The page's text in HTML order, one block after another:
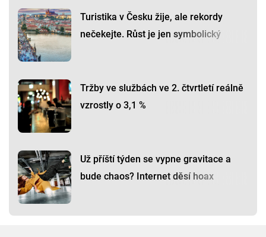
Turistika v Česku žije, ale rekordy
nečekejte. Růst je jen symbolický
Tržby ve službách ve 2. čtvrtletí reálně
vzrostly o 3,1 %
Už příští týden se vypne gravitace a
bude chaos? Internet děsí hoax